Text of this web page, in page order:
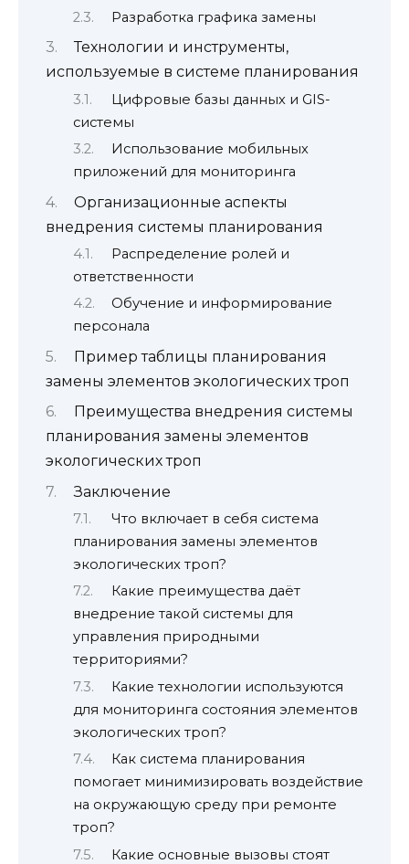
Разработка графика замены
Технологии и инструменты,
используемые в системе планирования
Цифровые базы данных и GIS-
системы
Использование мобильных
приложений для мониторинга
Организационные аспекты
внедрения системы планирования
Распределение ролей и
ответственности
Обучение и информирование
персонала
Пример таблицы планирования
замены элементов экологических троп
Преимущества внедрения системы
планирования замены элементов
экологических троп
Заключение
Что включает в себя система
планирования замены элементов
экологических троп?
Какие преимущества даёт
внедрение такой системы для
управления природными
территориями?
Какие технологии используются
для мониторинга состояния элементов
экологических троп?
Как система планирования
помогает минимизировать воздействие
на окружающую среду при ремонте
троп?
Какие основные вызовы стоят